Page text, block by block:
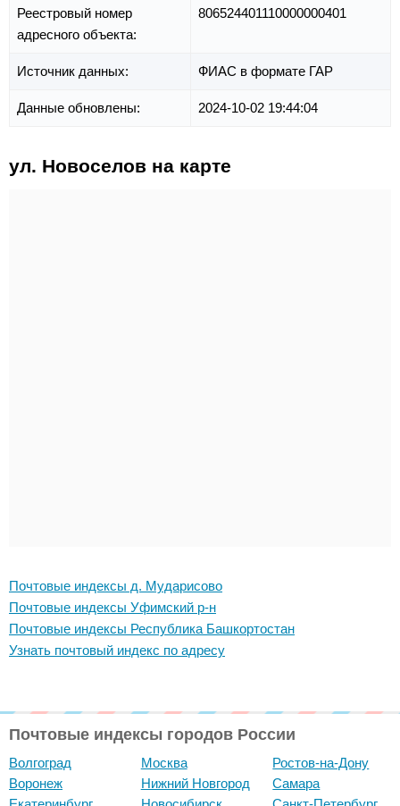
Реестровый номер
адресного объекта:
806524401110000000401
Источник данных: ФИАС в формате ГАР
Данные обновлены: 2024-10-02 19:44:04
ул. Новоселов на карте
Почтовые индексы д. Мударисово
Почтовые индексы Уфимский р-н
Почтовые индексы Республика Башкортостан
Узнать почтовый индекс по адресу
Почтовые индексы городов России
Волгоград
Воронеж
Москва
Нижний Новгород
Ростов-на-Дону
Самара